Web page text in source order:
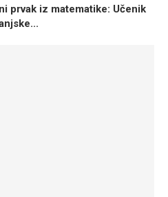
prvak iz matematike: Učenik